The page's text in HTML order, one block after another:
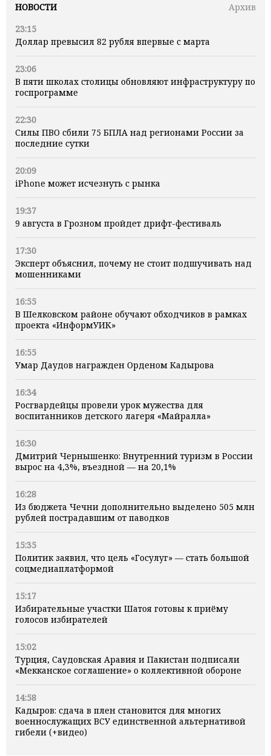
НОВОСТИ
Архив
23:15
Доллар превысил 82 рубля впервые с марта
23:06
В пяти школах столицы обновляют инфраструктуру по
госпрограмме
22:30
Силы ПВО сбили 75 БПЛА над регионами России за
последние сутки
20:09
iPhone может исчезнуть с рынка
19:37
9 августа в Грозном пройдет дрифт-фестиваль
17:30
Эксперт объяснил, почему не стоит подшучивать над
мошенниками
16:55
В Шелковском районе обучают обходчиков в рамках
проекта «ИнформУИК»
16:55
Умар Даудов награжден Орденом Кадырова
16:34
Росгвардейцы провели урок мужества для
воспитанников детского лагеря «Майралла»
16:30
Дмитрий Чернышенко: Внутренний туризм в России
вырос на 4,3%, въездной — на 20,1%
16:28
Из бюджета Чечни дополнительно выделено 505 млн
рублей пострадавшим от паводков
15:35
Политик заявил, что цель «Госулуг» — стать большой
соцмедиаплатформой
15:17
Избирательные участки Шатоя готовы к приёму
голосов избирателей
15:02
Турция, Саудовская Аравия и Пакистан подписали
«Мекканское соглашение» о коллективной обороне
14:58
Кадыров: сдача в плен становится для многих
военнослужащих ВСУ единственной альтернативой
гибели (+видео)